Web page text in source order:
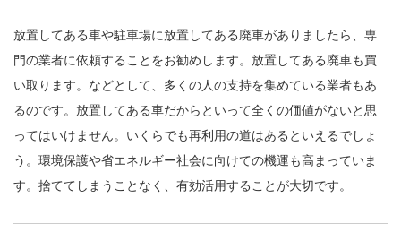
放置してある車や駐車場に放置してある廃車がありましたら、専
門の業者に依頼することをお勧めします。放置してある廃車も買
い取ります。などとして、多くの人の支持を集めている業者もあ
るのです。放置してある車だからといって全くの価値がないと思
ってはいけません。いくらでも再利用の道はあるといえるでしょ
う。環境保護や省エネルギー社会に向けての機運も高まっていま
す。捨ててしまうことなく、有効活用することが大切です。